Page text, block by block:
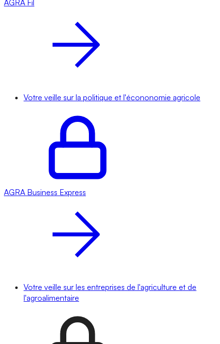
AGRA Fil
Votre veille sur la politique et l'écononomie agricole
AGRA Business Express
Votre veille sur les entreprises de l'agriculture et de
l'agroalimentaire